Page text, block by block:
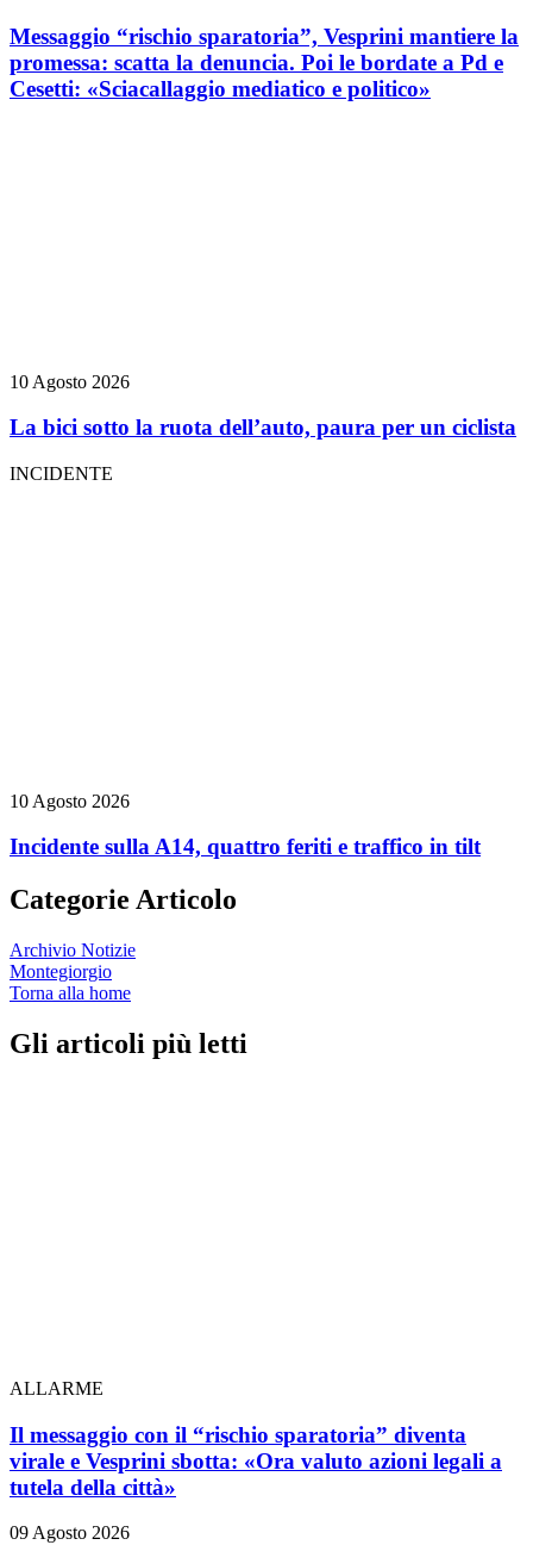
Messaggio “rischio sparatoria”, Vesprini mantiere la
promessa: scatta la denuncia. Poi le bordate a Pd e
Cesetti: «Sciacallaggio mediatico e politico»
10 Agosto 2026
La bici sotto la ruota dell’auto, paura per un ciclista
INCIDENTE
10 Agosto 2026
Incidente sulla A14, quattro feriti e traffico in tilt
Categorie Articolo
Archivio Notizie
Montegiorgio
Torna alla home
Gli articoli più letti
ALLARME
Il messaggio con il “rischio sparatoria” diventa
virale e Vesprini sbotta: «Ora valuto azioni legali a
tutela della città»
09 Agosto 2026